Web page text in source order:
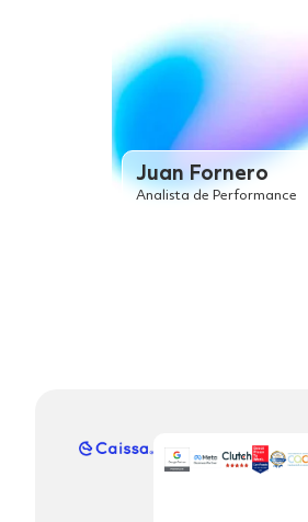
Juan Fornero
Analista de Performance